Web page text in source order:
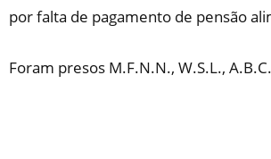
por falta de pagamento de pensão
Foram presos M.F.N.N., W.S.L.,